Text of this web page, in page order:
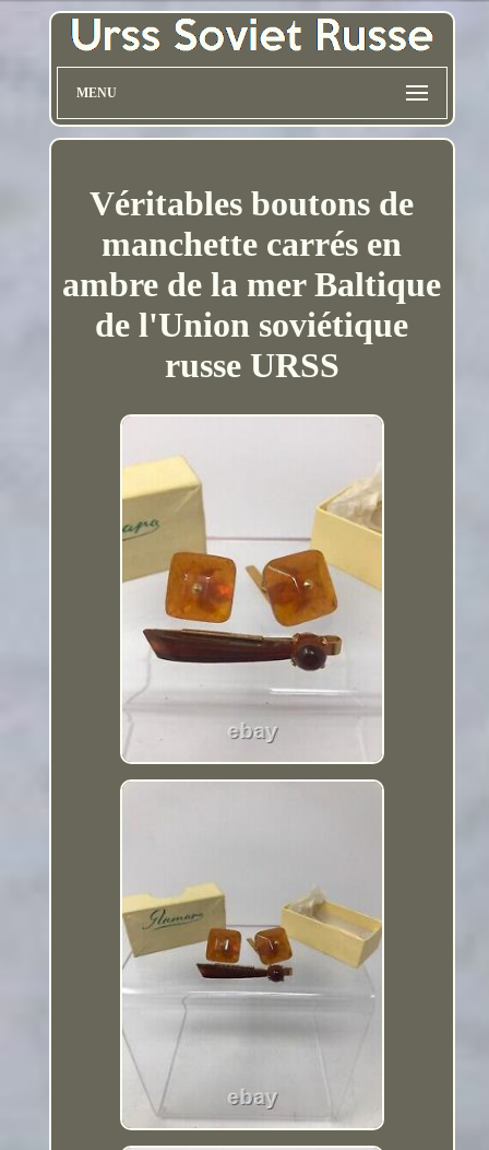
MENU
Véritables boutons de
manchette carrés en
ambre de la mer Baltique
de l'Union soviétique
russe URSS